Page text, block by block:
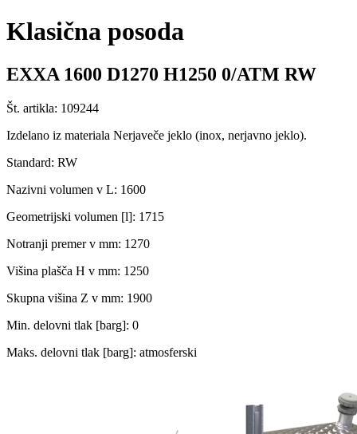
Klasična posoda
EXXA 1600 D1270 H1250 0/ATM RW
Št. artikla: 109244
Izdelano iz materiala Nerjaveče jeklo (inox, nerjavno jeklo).
Standard: RW
Nazivni volumen v L: 1600
Geometrijski volumen [l]: 1715
Notranji premer v mm: 1270
Višina plašča H v mm: 1250
Skupna višina Z v mm: 1900
Min. delovni tlak [barg]: 0
Maks. delovni tlak [barg]: atmosferski